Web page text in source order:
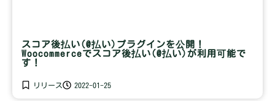
スコア後払い(@払い)プラグインを公開！
Woocommerceでスコア後払い(@払い)が利用可能で
す！
リリース 2022-01-25